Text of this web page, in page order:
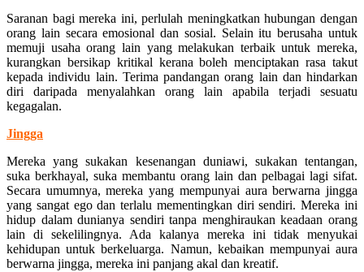
Saranan bagi mereka ini, perlulah meningkatkan hubungan dengan
orang lain secara emosional dan sosial. Selain itu berusaha untuk
memuji usaha orang lain yang melakukan terbaik untuk mereka,
kurangkan bersikap kritikal kerana boleh menciptakan rasa takut
kepada individu lain. Terima pandangan orang lain dan hindarkan
diri daripada menyalahkan orang lain apabila terjadi sesuatu
kegagalan.
Jingga
Mereka yang sukakan kesenangan duniawi, sukakan tentangan,
suka berkhayal, suka membantu orang lain dan pelbagai lagi sifat.
Secara umumnya, mereka yang mempunyai aura berwarna jingga
yang sangat ego dan terlalu mementingkan diri sendiri. Mereka ini
hidup dalam dunianya sendiri tanpa menghiraukan keadaan orang
lain di sekelilingnya. Ada kalanya mereka ini tidak menyukai
kehidupan untuk berkeluarga. Namun, kebaikan mempunyai aura
berwarna jingga, mereka ini panjang akal dan kreatif.